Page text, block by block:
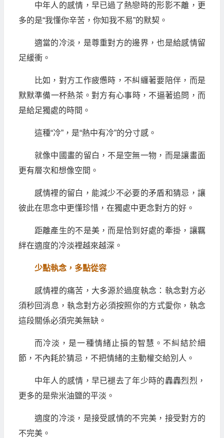
中年人的感情，早已過了熱戀時的形影不離，更
多的是“我懂你辛苦，你知我不易”的默契。
適當的冷淡，是尊重對方的邊界，也是給感情留
足緩衝。
比如，對方工作疲憊時，不糾纏著要陪伴，而是
默默準備一杯熱茶。對方有心事時，不逼著追問，而
是給足獨處的時間。
這種“冷”，是“熱中有冷”的分寸感。
就像中國畫的留白，不是空無一物，而是讓畫面
更有層次和想像空間。
感情裡的留白，能減少不必要的矛盾和猜忌，讓
彼此在思念中更懂珍惜，在獨處中更念對方的好。
距離產生的不是美，而是恰到好處的牽掛，讓羈
絆在適度的冷淡裡越來越深。
少點執念，多點從容
感情裡的痛苦，大多源於過度執念：執念對方必
須秒回消息，執念對方必須按照你的方式愛你，執念
這段關係必須完美無缺。
而冷淡，是一種情緒止損的智慧。不糾結於細
節，不內耗於猜忌，不把情緒的主動權交給別人。
中年人的感情，早已褪去了年少時的轟轟烈烈，
更多的是柴米油鹽的平淡。
適度的冷淡，是接受感情的不完美，接受對方的
不完美。